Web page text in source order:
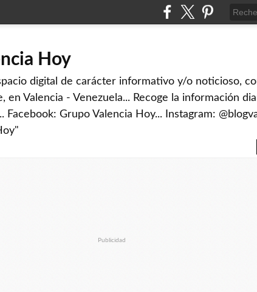
Hoy
digital de carácter informativo y/o noticioso,
en Valencia - Venezuela... Recoge la información
Facebook: Grupo Valencia Hoy... Instagram:
Publicidad